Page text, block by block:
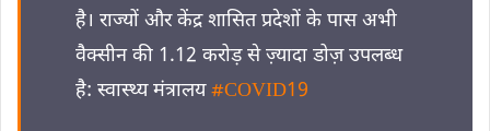
है। राज्यों और केंद्र शासित प्रदेशों के पास अभी
वैक्सीन की 1.12 करोड़ से ज़्यादा डोज़ उपलब्ध
है: स्वास्थ्य मंत्रालय#COVID19